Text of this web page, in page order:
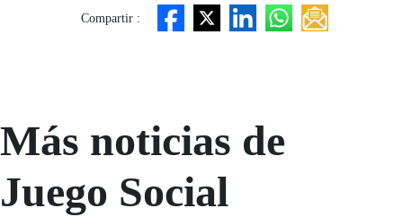
Compartir :
Más noticias de
Juego Social